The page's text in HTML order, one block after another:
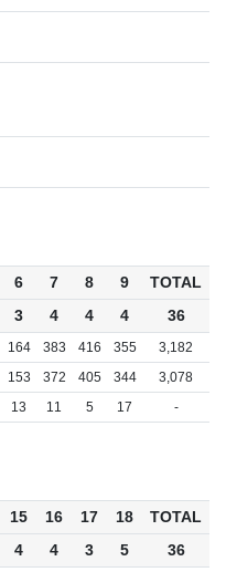
6 7 8 9
TOTAL
3 4 4 4 36
164 383 416 355
3,182
153 372 405 344
3,078
13 11 5 17 -
15 16 17 18
TOTAL
4 4 3 5 36